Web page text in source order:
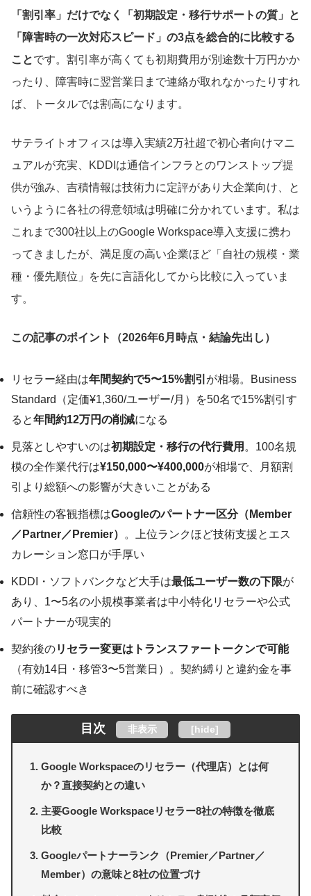
「割引率」だけでなく「初期設定・移行サポートの質」と
「障害時の一次対応スピード」の3点を総合的に比較する
ことです。割引率が高くても初期費用が別途数十万円かか
ったり、障害時に翌営業日まで連絡が取れなかったりすれ
ば、トータルでは割高になります。
サテライトオフィスは導入実績2万社超で初心者向けマニ
ュアルが充実、KDDIは通信インフラとのワンストップ提
供が強み、吉積情報は技術力に定評があり大企業向け、と
いうように各社の得意領域は明確に分かれています。私は
これまで300社以上のGoogle Workspace導入支援に携わ
ってきましたが、満足度の高い企業ほど「自社の規模・業
種・優先順位」を先に言語化してから比較に入っていま
す。
この記事のポイント（2026年6月時点・結論先出し）
リセラー経由は年間契約で5〜15%割引 が相場。Business
Standard（定価¥1,360/ユーザー/月）を50名で15%割引す
ると年間約12万円の削減になる
見落としやすいのは初期設定・移行の代行費用 。100名規
模の全作業代行は¥150,000〜¥400,000が相場で、月額割
引より総額への影響が大きいことがある
信頼性の客観指標はGoogleのパートナー区分（Member
／Partner／Premier）
。上位ランクほど技術支援とエス
カレーション窓口が手厚い
KDDI・ソフトバンクなど大手は最低ユーザー数の下限が
あり、1〜5名の小規模事業者は中小特化リセラーや公式
パートナーが現実的
契約後のリセラー変更はトランスファートークンで可能
（有効14日・移管3〜5営業日）。契約縛りと違約金を事
前に確認すべき
目次 非表示 [hide]
Google Workspaceのリセラー（代理店）とは何
か？直接契約との違い
主要Google Workspaceリセラー8社の特徴を徹底
比較
Googleパートナーランク（Premier／Partner／
Member）の意味と8社の位置づけ